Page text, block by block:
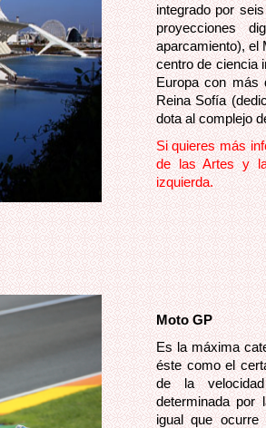
integrado por
proyecciones
aparcamiento), el
centro de ciencia
Europa con más
Reina Sofía
dota al complejo
Si quieres más
de las Artes y
izquierda.
Moto GP
Es la máxima
éste como el
de la
determinada por
igual que